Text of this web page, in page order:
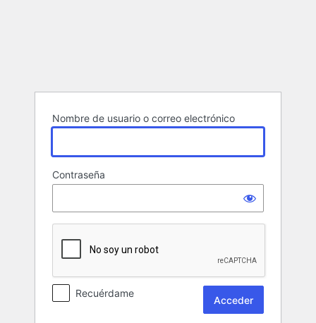
Nombre de usuario o correo electrónico
Contraseña
Recuérdame